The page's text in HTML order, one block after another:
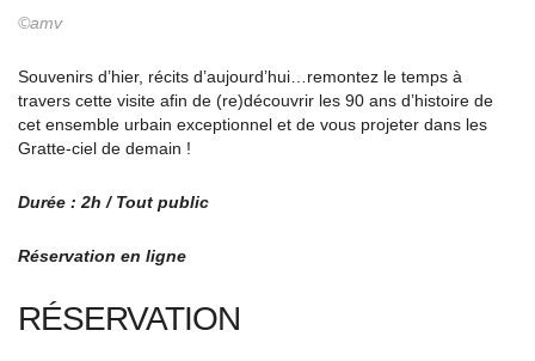
©amv
Souvenirs d’hier, récits d’aujourd’hui…remontez le temps à
travers cette visite afin de (re)découvrir les 90 ans d’histoire de
cet ensemble urbain exceptionnel et de vous projeter dans les
Gratte-ciel de demain !
Durée : 2h / Tout public
Réservation en ligne
RÉSERVATION